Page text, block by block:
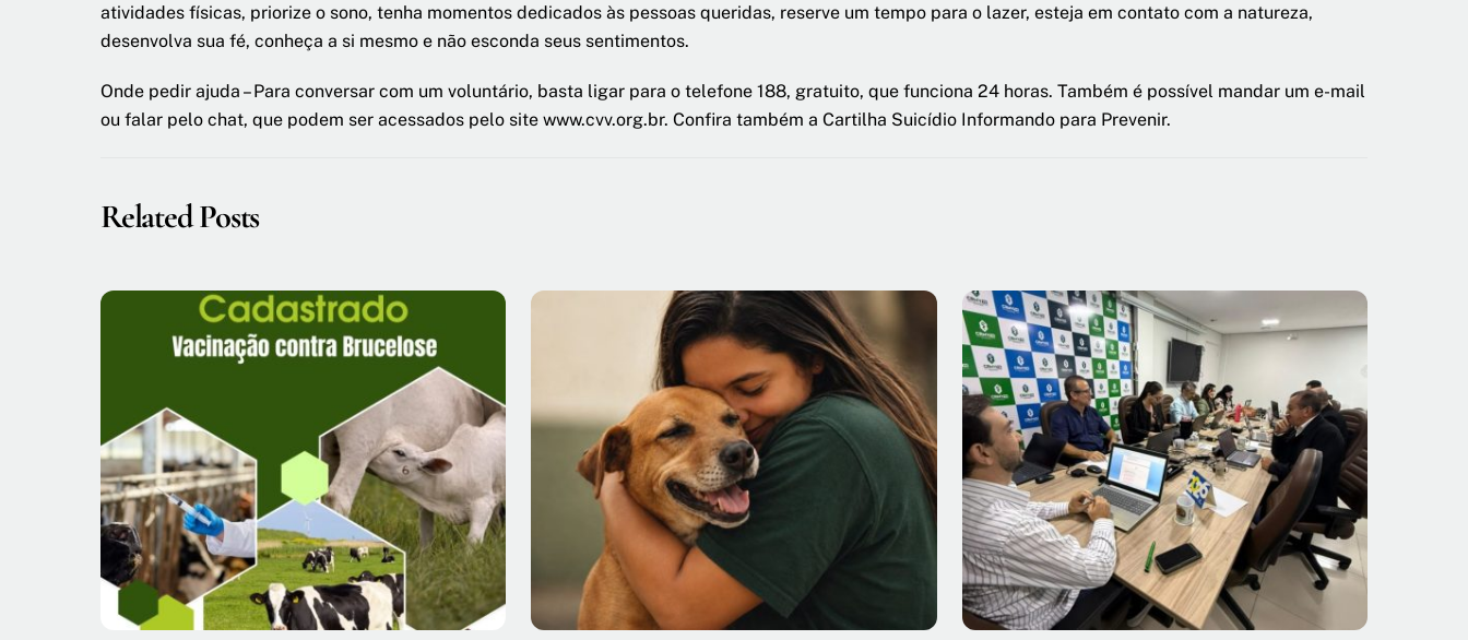
atividades físicas, priorize o sono, tenha momentos dedicados às pessoas queridas, reserve um tempo para o lazer, esteja em contato com a natureza,
desenvolva sua fé, conheça a si mesmo e não esconda seus sentimentos.
Onde pedir ajuda – Para conversar com um voluntário, basta ligar para o telefone 188, gratuito, que funciona 24 horas. Também é possível mandar um e-mail
ou falar pelo chat, que podem ser acessados pelo site www.cvv.org.br. Confira também a Cartilha Suicídio Informando para Prevenir.
Related Posts